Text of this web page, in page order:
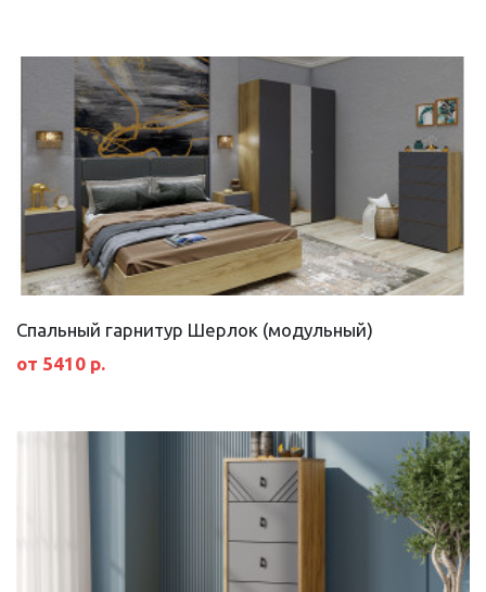
Спальный гарнитур Шерлок (модульный)
от 5410 р.